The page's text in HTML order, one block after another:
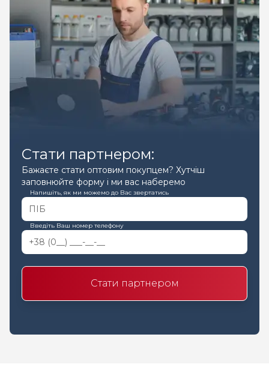
Стати партнером:
Бажаєте стати оптовим покупцем? Хутчіш
заповнюйте форму і ми вас наберемо
Напишіть, як ми можемо до Вас звертатись
Введіть Ваш номер телефону
Стати партнером